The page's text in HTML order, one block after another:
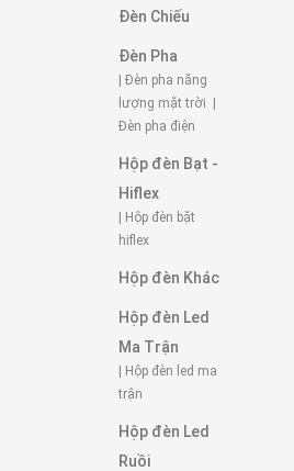
Đèn Chiếu
Đèn Pha
| Đèn pha năng
lượng mặt trời
Đèn pha điện
Hộp đèn Bạt -
Hiflex
| Hộp đèn bặt
hiflex
Hộp đèn Khác
Hộp đèn Led
Ma Trận
| Hộp đèn led ma
trận
Hộp đèn Led
Ruồi